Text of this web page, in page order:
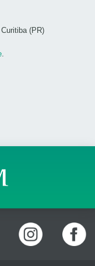
(PR)
.